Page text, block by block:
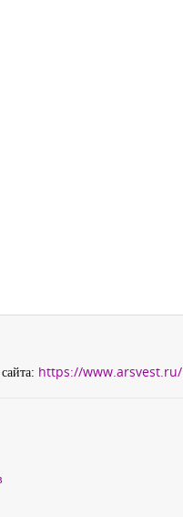
https://www.arsvest.ru/